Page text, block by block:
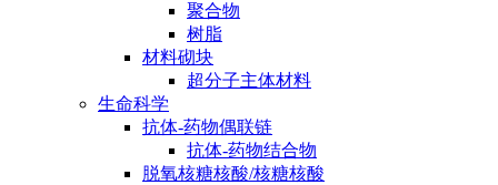
聚合物
树脂
材料砌块
超分子主体材料
生命科学
抗体-药物偶联链
抗体-药物结合物
脱氧核糖核酸/核糖核酸